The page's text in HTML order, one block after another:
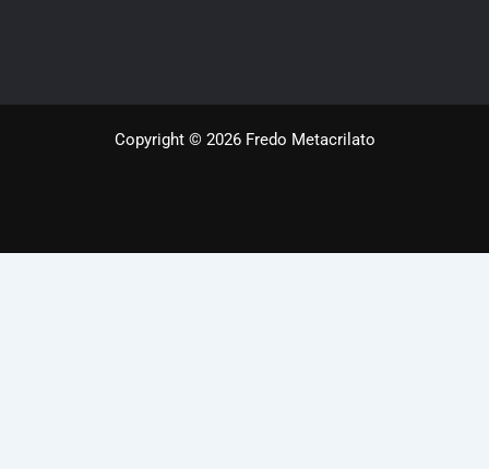
Copyright © 2026 Fredo Metacrilato